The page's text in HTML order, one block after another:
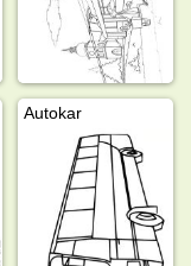
Autokar